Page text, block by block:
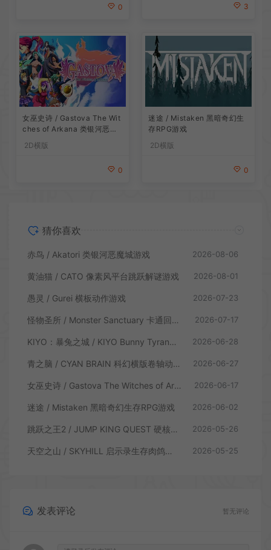
0 3
女巫史诗 / Gastova The Wit
ches of Arkana 类银河恶魔
城动作游戏
2D横版
0
迷途 / Mistaken 黑暗奇幻生
存RPG游戏
2D横版
0
猜你喜欢
赤鸟 / Akatori 类银河恶魔城游戏 2026-08-06
黄油猫 / CATO 像素风平台跳跃解谜游戏 2026-08-01
愚灵 / Gurei 横板动作游戏 2026-07-23
怪物圣所 / Monster Sanctuary 卡通回合制横板动作游戏 2026-07-17
KIYO：暴兔之城 / KIYO Bunny Tyranny 潜行动作游戏 2026-06-28
青之脑 / CYAN BRAIN 科幻横版卷轴动作游戏 2026-06-27
女巫史诗 / Gastova The Witches of Arkana 类银河恶魔城动作游戏 2026-06-17
迷途 / Mistaken 黑暗奇幻生存RPG游戏 2026-06-02
跳跃之王2 / JUMP KING QUEST 硬核横板跳跃游戏 2026-05-26
天空之山 / SKYHILL 启示录生存肉鸽游戏 2026-05-25
发表评论 暂无评论